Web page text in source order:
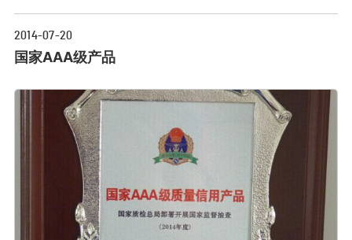
2014-07-20
国家AAA级产品